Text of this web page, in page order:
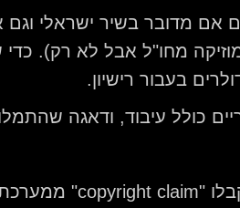
אם מדובר בשיר ישראלי
מחו"ל אבל לא רק).
בעבור רישיון.
כולל עיבוד, ודאגה